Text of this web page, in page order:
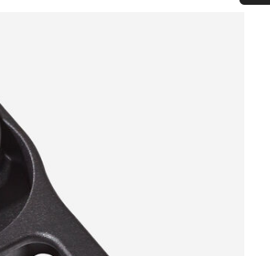
질문에 답변하기 위해 대기하고 있습니다.